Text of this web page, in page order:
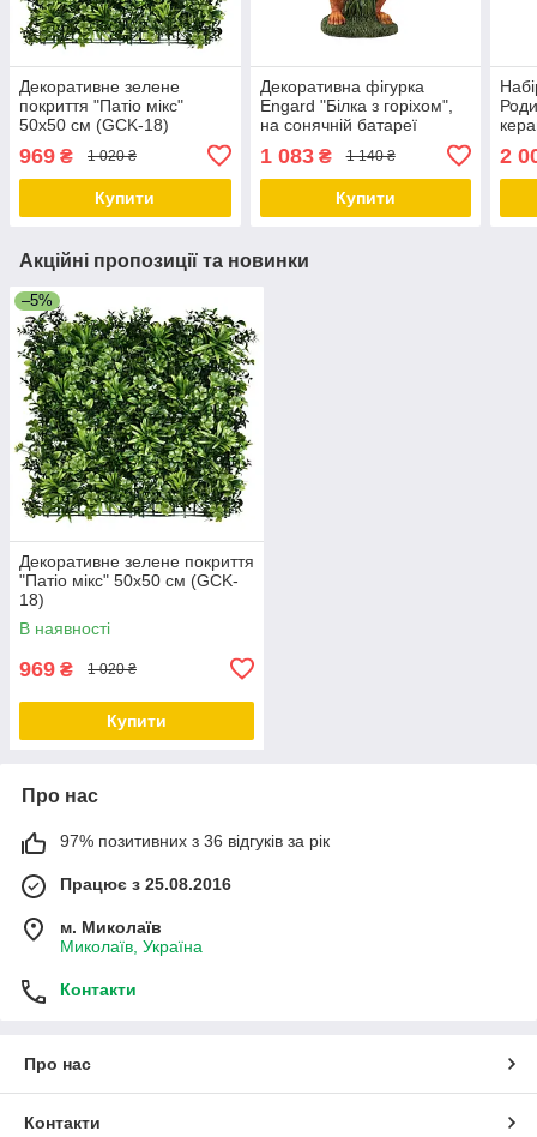
Декоративне зелене
покриття "Патіо мікс"
50х50 см (GCK-18)
969 ₴ 1 020 ₴
Купити
Декоративна фігурка
Engard "Білка з горіхом",
на сонячній батареї
фігури з полістоуну,
садово-паркові
1 083₴ 1 140 ₴
Купити
см),
2
Акційні пропозиції та новинки
–5%
Декоративне зелене покриття
"Патіо мікс" 50х50 см (GCK-
18)
В наявності
969 ₴ 1 020 ₴
Купити
Про нас
97% позитивних з 36 відгуків за рік
Працює з 25.08.2016
м. Миколаїв
Миколаїв, Україна
Контакти
Про нас
Контакти